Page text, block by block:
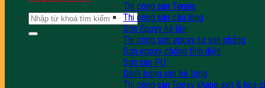
Tìm
kiếm:
Thi công sân Tennis
Thi công sân cầu lông
Sơn Epoxy hệ lăn
Thi công sơn epoxy tự san phẳng
Sơn epoxy chống tĩnh điện
Sơn sàn PU
Đánh bóng sàn bê tông
Thi công sàn Epoxy kháng axit & hoá